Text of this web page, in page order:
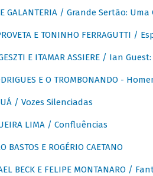
GALANTERIA / Grande Sertão:
E TONINHO FERRAGUTTI /
E ITAMAR ASSIERE / Ian
E O TROMBONANDO -
/ Vozes Silenciadas
LIMA / Confluências
BASTOS E ROGÉRIO CAETANO
BECK E FELIPE MONTANARO /